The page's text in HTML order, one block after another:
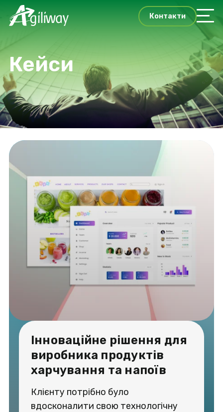
Контакти
Кейси
Інноваційне рішення для
виробника продуктів
харчування та напоїв
Клієнту потрібно було
вдосконалити свою технологічну